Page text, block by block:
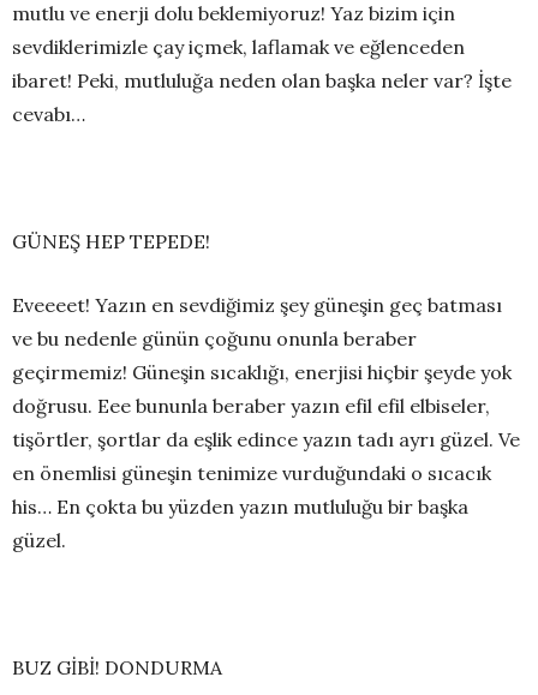
mutlu ve enerji dolu beklemiyoruz! Yaz bizim için
sevdiklerimizle çay içmek, laflamak ve eğlenceden
ibaret! Peki, mutluluğa neden olan başka neler var? İşte
cevabı…
GÜNEŞ HEP TEPEDE!
Eveeeet! Yazın en sevdiğimiz şey güneşin geç batması
ve bu nedenle günün çoğunu onunla beraber
geçirmemiz! Güneşin sıcaklığı, enerjisi hiçbir şeyde yok
doğrusu. Eee bununla beraber yazın efil efil elbiseler,
tişörtler, şortlar da eşlik edince yazın tadı ayrı güzel. Ve
en önemlisi güneşin tenimize vurduğundaki o sıcacık
his… En çokta bu yüzden yazın mutluluğu bir başka
güzel.
BUZ GİBİ! DONDURMA